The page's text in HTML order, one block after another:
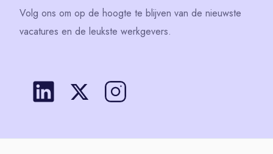
Volg ons om op de hoogte te blijven van de nieuwste
vacatures en de leukste werkgevers.